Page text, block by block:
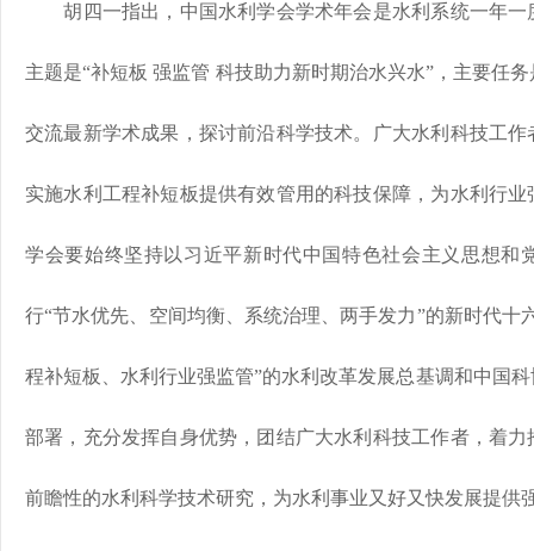
胡四一指出，中国水利学会学术年会是水利系统一年
主题是“补短板 强监管 科技助力新时期治水兴水”，主要任
交流最新学术成果，探讨前沿科学技术。广大水利科技工
实施水利工程补短板提供有效管用的科技保障，为水利行
学会要始终坚持以习近平新时代中国特色社会主义思想和
行“节水优先、空间均衡、系统治理、两手发力”的新时代十
程补短板、水利行业强监管”的水利改革发展总基调和中国
部署，充分发挥自身优势，团结广大水利科技工作者，着
前瞻性的水利科学技术研究，为水利事业又好又快发展提供